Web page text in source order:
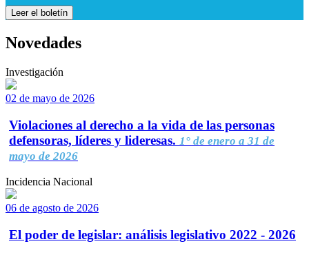
Leer el boletín
Novedades
Investigación
02 de mayo de 2026
Violaciones al derecho a la vida de las personas
defensoras, líderes y lideresas. 1° de enero a 31 de
mayo de 2026
Incidencia Nacional
06 de agosto de 2026
El poder de legislar: análisis legislativo 2022 - 2026